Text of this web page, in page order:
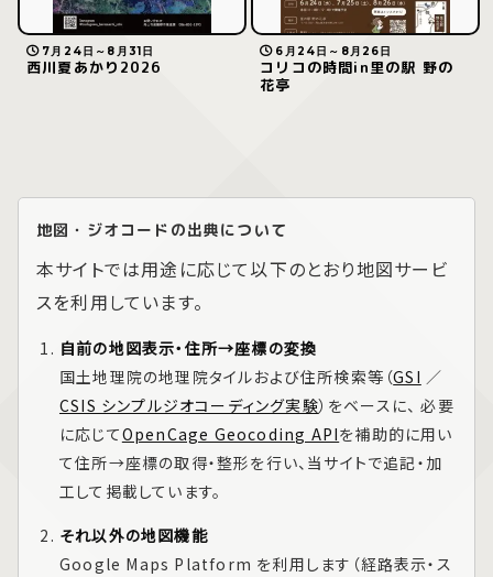
7月24日～8月31日
西川夏あかり2026
6月24日～8月26日
コリコの時間in里の駅 野の
花亭
地図・ジオコードの出典について
本サイトでは用途に応じて以下のとおり地図サービ
スを利用しています。
自前の地図表示・住所→座標の変換
国土地理院の地理院タイルおよび住所検索等（GSI ／
CSIS シンプルジオコーディング実験）をベースに、 必要
に応じてOpenCage Geocoding APIを補助的に用い
て住所→座標の取得・整形を行い、当サイトで追記・加
工して掲載しています。
それ以外の地図機能
Google Maps Platform を利用します（経路表示・ス